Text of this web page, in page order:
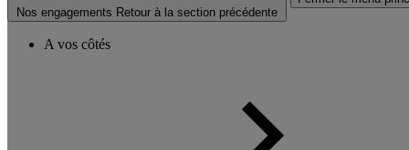
Nos engagements Retour à la section précédente
A vos côtés